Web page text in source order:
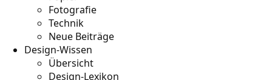
Fotografie
Technik
Neue Beiträge
Design-Wissen
Übersicht
Design-Lexikon